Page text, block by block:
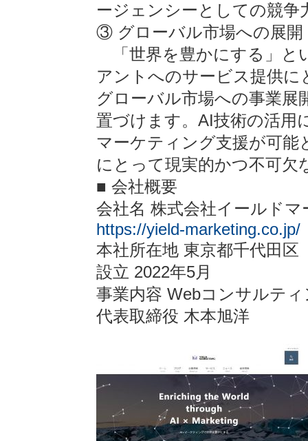
ージェンシーとしての競
③ グローバル市場への展開
「世界を豊かにする」と
アントへのサービス提供
グローバル市場への事業展
置づけます。AI技術の活用
マーケティング支援が可能
にとって現実的かつ不可欠
■ 会社概要
会社名 株式会社イールド
https://yield-marketing.co.jp/
本社所在地 東京都千代田区
設立 2022年5月
事業内容 Webコンサルテ
代表取締役 木本旭洋